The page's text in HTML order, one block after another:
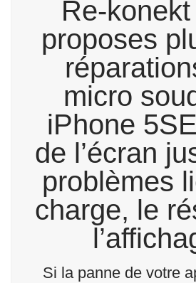
Re-
proposes
micro
iPhone
de l’écran
problèmes
charge, le
Si la panne de votre